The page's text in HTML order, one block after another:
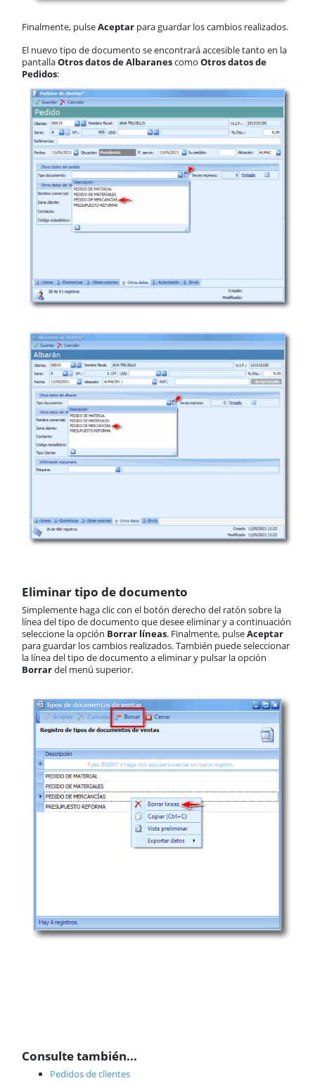
Finalmente, pulseAceptar para guardar los cambios realizados.
El nuevo tipo de documento se encontrará accesible tanto en la
pantallaOtros datos de Albaranescomo Otros datos de
Pedidos:
Eliminar tipo de documento
Simplemente haga clic con el botón derecho del ratón sobre la
línea del tipo de documento que desee eliminar y a continuación
seleccione la opción Borrar líneas. Finalmente, pulseAceptar
para guardar los cambios realizados. También puede seleccionar
la línea del tipo de documento a eliminar y pulsar la opción
Borrardel menú superior.
Consulte también...
Pedidos de clientes